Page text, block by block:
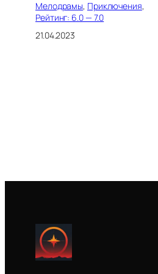
Мелодрамы, Приключения
Рейтинг: 6.0 — 7.0
21.04.2023